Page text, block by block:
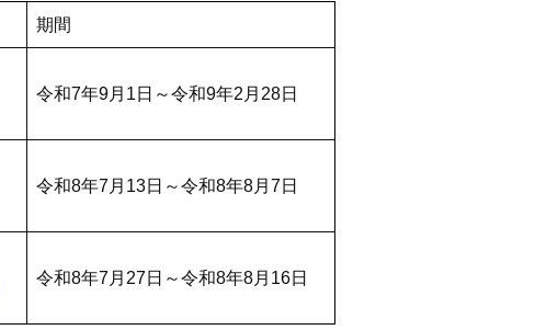
期間
令和7年9月1日～令和9年2月28日
令和8年7月13日～令和8年8月7日
令和8年7月27日～令和8年8月16日